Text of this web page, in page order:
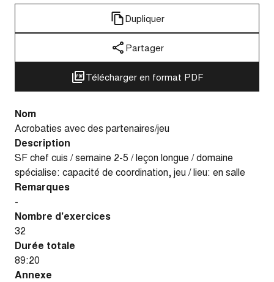
Dupliquer
Partager
Télécharger en format PDF
Nom
Acrobaties avec des partenaires/jeu
Description
SF chef cuis / semaine 2-5 / leçon longue / domaine
spécialise: capacité de coordination, jeu / lieu: en salle
Remarques
-
Nombre d'exercices
32
Durée totale
89:20
Annexe